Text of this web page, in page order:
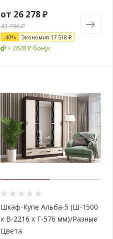
от 26 278 ₽
43 796 ₽
-40% Экономия 17 518 ₽
+ 2628 ₽ бонус
Шкаф-Купе Альба-5 (Ш-1500
х В-2216 х Г-576 мм)/Разные
Цвета